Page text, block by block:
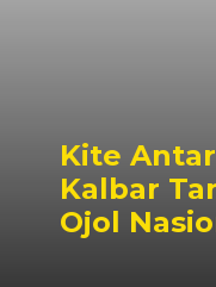
Kite
Kalbar
Ojol